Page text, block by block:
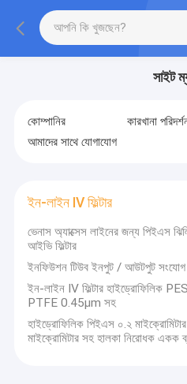
সাইট
কোম্পানির কারখানা
আমাদের সাথে যোগাযোগ
ইন-লাইন IV ফিল্টার
ভেনাস অ্যাক্সেস লাইনের জন্য পিইএস
আইভি ফিল্টার
ইনফিউশন টিউব ইনপুট / আউটপুট
ইন-লাইন IV ফিল্টার হাইড্রোফিলিক
PTFE 0.45μm সহ
হাইড্রোফিলিক পিইএস ০.২
মাইক্রোমিটার সহ হালকা নিরোধক একক